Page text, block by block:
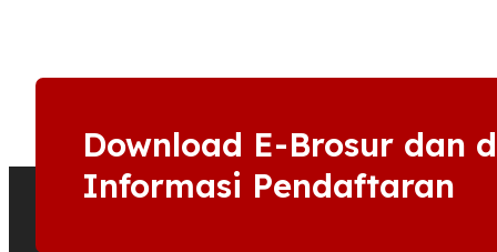
Download E-Brosur dan
Informasi Pendaftaran